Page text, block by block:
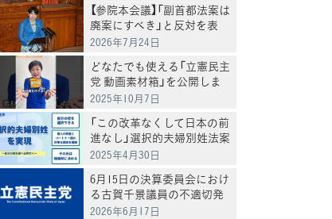
【参院本会議】「副首都法案は
廃案にすべき」と反対を表
明 岸真紀子議員
2026年7月24日
どなたでも使える「立憲民主
党 動画素材箱」を公開しま
した
2025年10月7日
「この改革なくして日本の前
進なし」選択的夫婦別姓法案
を提出
2025年4月30日
6月15日の決算委員会におけ
る古賀千景議員の不適切発
言と処分について
2026年6月17日